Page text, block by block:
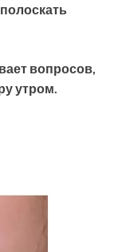
вопросов,
утром.